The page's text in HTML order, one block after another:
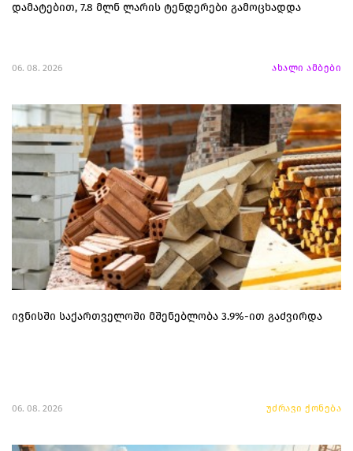
დამატებით, 7.8 მლნ ლარის ტენდერები გამოცხადდა
06. 08. 2026 ახალი ამბები
ივნისში საქართველოში მშენებლობა 3.9%-ით გაძვირდა
06. 08. 2026 უძრავი ქონება